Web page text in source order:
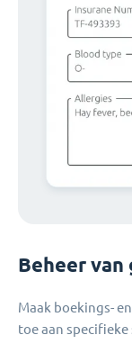
Beheer van
Maak boekings-
toe aan specifieke